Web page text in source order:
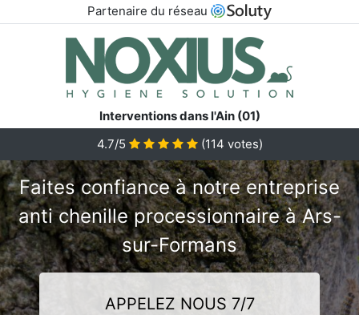
Partenaire du réseau
Interventions dans l'Ain (01)
4.7/5
(114 votes)
Faites confiance à notre entreprise
anti chenille processionnaire à Ars-
sur-Formans
APPELEZ NOUS 7/7